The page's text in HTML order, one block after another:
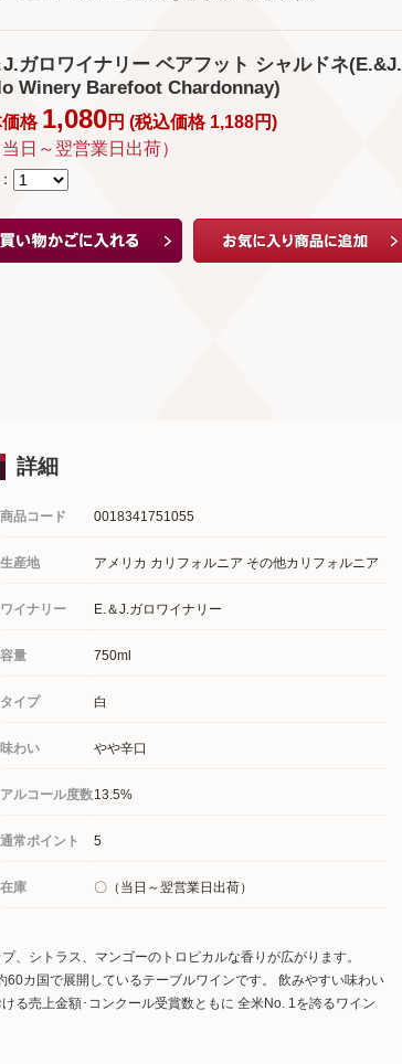
J.ガロワイナリー ベアフット シャルドネ(E.&J.
Winery Barefoot Chardonnay)
格 1,080円 (税込価格 1,188円)
日～翌営業日出荷）
詳細
商品コード 0018341751055
生産地 アメリカ カリフォルニア その他カリフォルニア
ワイナリー E.＆J.ガロワイナリー
容量 750ml
タイプ 白
味わい やや辛口
アルコール度数13.5%
通常ポイント 5
在庫 〇（当日～翌営業日出荷）
、シトラス、マンゴーのトロピカルな香りが広がります。
カ国で展開しているテーブルワインです。 飲みやすい味わい
る売上金額･コンクール受賞数ともに 全米No. 1を誇るワイン